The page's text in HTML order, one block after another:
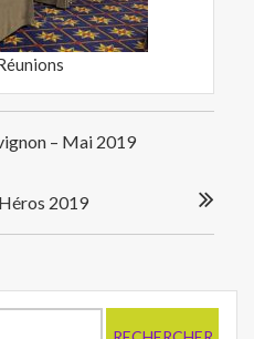
– Mai 2019
2019